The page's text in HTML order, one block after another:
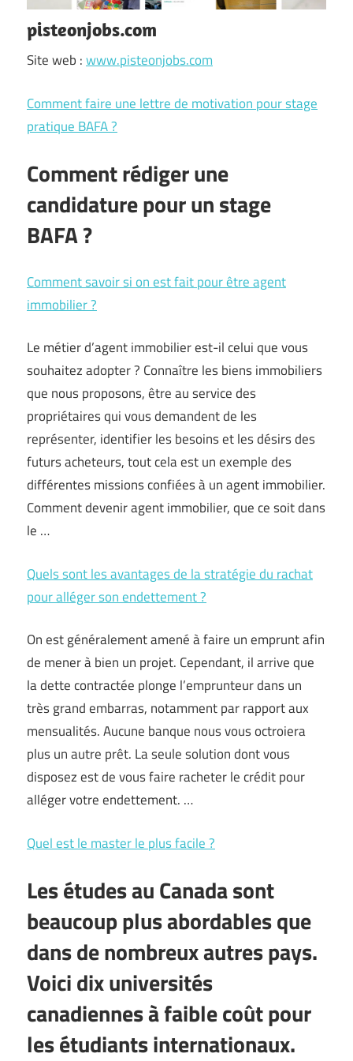
pisteonjobs.com
Site web :www.pisteonjobs.com
Comment faire une lettre de motivation pour stage
pratique BAFA ?
Comment rédiger une
candidature pour un stage
BAFA ?
Comment savoir si on est fait pour être agent
immobilier ?
Le métier d’agent immobilier est-il celui que vous
souhaitez adopter ? Connaître les biens immobiliers
que nous proposons, être au service des
propriétaires qui vous demandent de les
représenter, identifier les besoins et les désirs des
futurs acheteurs, tout cela est un exemple des
différentes missions confiées à un agent immobilier.
Comment devenir agent immobilier, que ce soit dans
le …
Quels sont les avantages de la stratégie du rachat
pour alléger son endettement ?
On est généralement amené à faire un emprunt afin
de mener à bien un projet. Cependant, il arrive que
la dette contractée plonge l’emprunteur dans un
très grand embarras, notamment par rapport aux
mensualités. Aucune banque nous vous octroiera
plus un autre prêt. La seule solution dont vous
disposez est de vous faire racheter le crédit pour
alléger votre endettement. …
Quel est le master le plus facile ?
Les études au Canada sont
beaucoup plus abordables que
dans de nombreux autres pays.
Voici dix universités
canadiennes à faible coût pour
les étudiants internationaux.